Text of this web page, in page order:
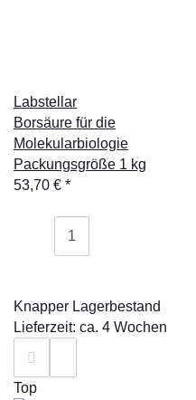
Labstellar
Borsäure für die
Molekularbiologie
Packungsgröße 1 kg
53,70 € *
Knapper Lagerbestand
Lieferzeit: ca. 4 Wochen
Top